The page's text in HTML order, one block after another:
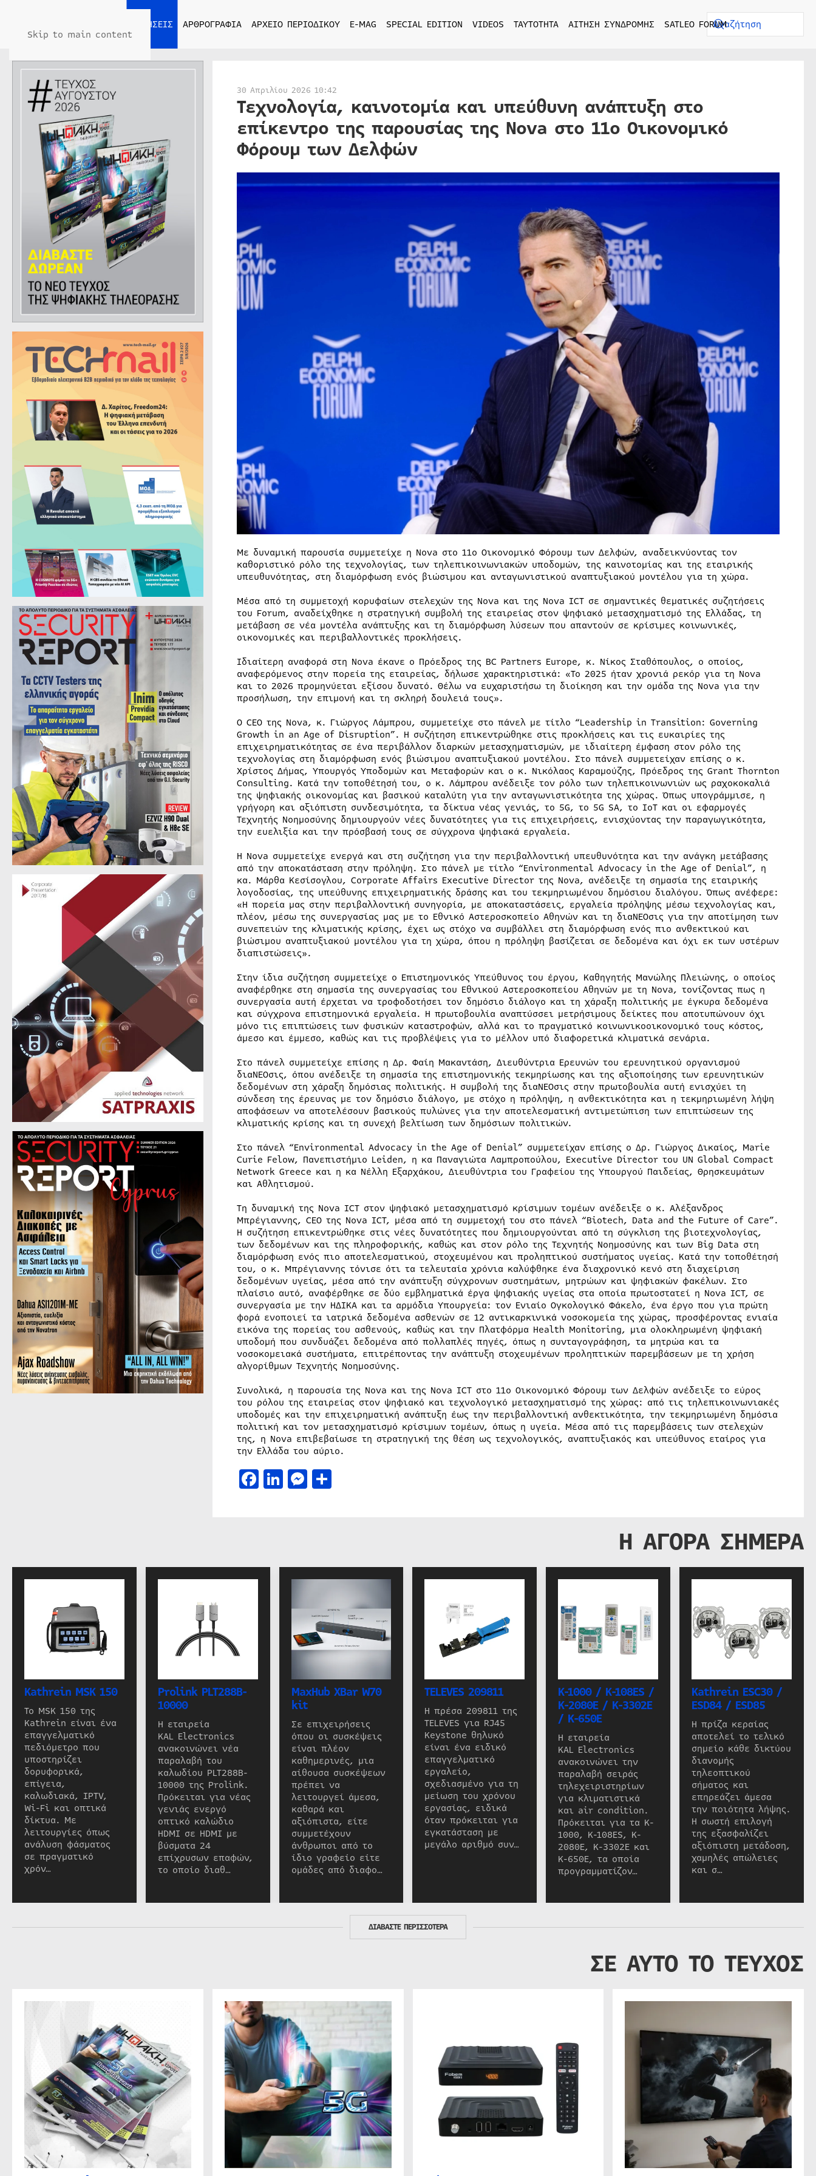
Skip to main content
ΕΙΔΗΣΕΙΣ ΑΡΘΡΟΓΡΑΦΙΑ ΑΡΧΕΙΟ ΠΕΡΙΟΔΙΚΟΥ E-MAG SPECIAL EDITION VIDEOS ΤΑΥΤΟΤΗΤΑ ΑΙΤΗΣΗ ΣΥΝΔΡΟΜΗΣ SATLEO FORUM
30 Απριλίου 2026 10:42
Τεχνολογία, καινοτομία και υπεύθυνη ανάπτυξη στο
επίκεντρο της παρουσίας της Nova στο 11ο Οικονομικό
Φόρουμ των Δελφών
Με δυναμική παρουσία συμμετείχε η Nova στο 11ο Οικονομικό Φόρουμ των Δελφών, αναδεικνύοντας τον
καθοριστικό ρόλο της τεχνολογίας, των τηλεπικοινωνιακών υποδομών, της καινοτομίας και της εταιρικής
υπευθυνότητας, στη διαμόρφωση ενός βιώσιμου και ανταγωνιστικού αναπτυξιακού μοντέλου για τη χώρα.
Μέσα από τη συμμετοχή κορυφαίων στελεχών της Nova και της Nova ICT σε σημαντικές θεματικές συζητήσεις
του Forum, αναδείχθηκε η στρατηγική συμβολή της εταιρείας στον ψηφιακό μετασχηματισμό της Ελλάδας, τη
μετάβαση σε νέα μοντέλα ανάπτυξης και τη διαμόρφωση λύσεων που απαντούν σε κρίσιμες κοινωνικές,
οικονομικές και περιβαλλοντικές προκλήσεις.
Ιδιαίτερη αναφορά στη Nova έκανε ο Πρόεδρος της BC Partners Europe, κ. Νίκος Σταθόπουλος, ο οποίος,
αναφερόμενος στην πορεία της εταιρείας, δήλωσε χαρακτηριστικά: «Το 2025 ήταν χρονιά ρεκόρ για τη Nova
και το 2026 προμηνύεται εξίσου δυνατό. Θέλω να ευχαριστήσω τη διοίκηση και την ομάδα της Nova για την
προσήλωση, την επιμονή και τη σκληρή δουλειά τους».
Ο CEO της Nova, κ. Γιώργος Λάμπρου, συμμετείχε στο πάνελ με τίτλο “Leadership in Transition: Governing
Growth in an Age of Disruption”. Η συζήτηση επικεντρώθηκε στις προκλήσεις και τις ευκαιρίες της
επιχειρηματικότητας σε ένα περιβάλλον διαρκών μετασχηματισμών, με ιδιαίτερη έμφαση στον ρόλο της
τεχνολογίας στη διαμόρφωση ενός βιώσιμου αναπτυξιακού μοντέλου. Στο πάνελ συμμετείχαν επίσης ο κ.
Χρίστος Δήμας, Υπουργός Υποδομών και Μεταφορών και ο κ. Νικόλαος Καραμούζης, Πρόεδρος της Grant Thornton
Consulting. Κατά την τοποθέτησή του, ο κ. Λάμπρου ανέδειξε τον ρόλο των τηλεπικοινωνιών ως ραχοκοκαλιά
της ψηφιακής οικονομίας και βασικού καταλύτη για την ανταγωνιστικότητα της χώρας. Όπως υπογράμμισε, η
γρήγορη και αξιόπιστη συνδεσιμότητα, τα δίκτυα νέας γενιάς, το 5G, το 5G SA, το IoT και οι εφαρμογές
Τεχνητής Νοημοσύνης δημιουργούν νέες δυνατότητες για τις επιχειρήσεις, ενισχύοντας την παραγωγικότητα,
την ευελιξία και την πρόσβασή τους σε σύγχρονα ψηφιακά εργαλεία.
Η Nova συμμετείχε ενεργά και στη συζήτηση για την περιβαλλοντική υπευθυνότητα και την ανάγκη μετάβασης
από την αποκατάσταση στην πρόληψη. Στο πάνελ με τίτλο “Environmental Advocacy in the Age of Denial”, η
κα. Μάρθα Κεσίσογλου, Corporate Affairs Executive Director της Nova, ανέδειξε τη σημασία της εταιρικής
λογοδοσίας, της υπεύθυνης επιχειρηματικής δράσης και του τεκμηριωμένου δημόσιου διαλόγου. Όπως ανέφερε:
«Η πορεία μας στην περιβαλλοντική συνηγορία, με αποκαταστάσεις, εργαλεία πρόληψης μέσω τεχνολογίας και,
πλέον, μέσω της συνεργασίας μας με το Εθνικό Αστεροσκοπείο Αθηνών και τη διαΝΕΟσις για την αποτίμηση των
συνεπειών της κλιματικής κρίσης, έχει ως στόχο να συμβάλλει στη διαμόρφωση ενός πιο ανθεκτικού και
βιώσιμου αναπτυξιακού μοντέλου για τη χώρα, όπου η πρόληψη βασίζεται σε δεδομένα και όχι εκ των υστέρων
διαπιστώσεις».
Στην ίδια συζήτηση συμμετείχε ο Επιστημονικός Υπεύθυνος του έργου, Καθηγητής Μανώλης Πλειώνης, ο οποίος
αναφέρθηκε στη σημασία της συνεργασίας του Εθνικού Αστεροσκοπείου Αθηνών με τη Nova, τονίζοντας πως η
συνεργασία αυτή έρχεται να τροφοδοτήσει τον δημόσιο διάλογο και τη χάραξη πολιτικής με έγκυρα δεδομένα
και σύγχρονα επιστημονικά εργαλεία. Η πρωτοβουλία αναπτύσσει μετρήσιμους δείκτες που αποτυπώνουν όχι
μόνο τις επιπτώσεις των φυσικών καταστροφών, αλλά και το πραγματικό κοινωνικοοικονομικό τους κόστος,
άμεσο και έμμεσο, καθώς και τις προβλέψεις για το μέλλον υπό διαφορετικά κλιματικά σενάρια.
Στο πάνελ συμμετείχε επίσης η Δρ. Φαίη Μακαντάση, Διευθύντρια Ερευνών του ερευνητικού οργανισμού
διαΝΕΟσις, όπου ανέδειξε τη σημασία της επιστημονικής τεκμηρίωσης και της αξιοποίησης των ερευνητικών
δεδομένων στη χάραξη δημόσιας πολιτικής. Η συμβολή της διαΝΕΟσις στην πρωτοβουλία αυτή ενισχύει τη
σύνδεση της έρευνας με τον δημόσιο διάλογο, με στόχο η πρόληψη, η ανθεκτικότητα και η τεκμηριωμένη λήψη
αποφάσεων να αποτελέσουν βασικούς πυλώνες για την αποτελεσματική αντιμετώπιση των επιπτώσεων της
κλιματικής κρίσης και τη συνεχή βελτίωση των δημόσιων πολιτικών.
Στο πάνελ “Environmental Advocacy in the Age of Denial” συμμετείχαν επίσης ο Δρ. Γιώργος Δικαίος, Marie
Curie Felow, Πανεπιστήμιο Leiden, η κα Παναγιώτα Λαμπροπούλου, Executive Director του UN Global Compact
Network Greece και η κα Νέλλη Εξαρχάκου, Διευθύντρια του Γραφείου της Υπουργού Παιδείας, Θρησκευμάτων
και Αθλητισμού.
Τη δυναμική της Nova ICT στον ψηφιακό μετασχηματισμό κρίσιμων τομέων ανέδειξε ο κ. Αλέξανδρος
Μπρέγιαννης, CEO της Nova ICT, μέσα από τη συμμετοχή του στο πάνελ “Biotech, Data and the Future of Care”.
Η συζήτηση επικεντρώθηκε στις νέες δυνατότητες που δημιουργούνται από τη σύγκλιση της βιοτεχνολογίας,
των δεδομένων και της πληροφορικής, καθώς και στον ρόλο της Τεχνητής Νοημοσύνης και των Big Data στη
διαμόρφωση ενός πιο αποτελεσματικού, στοχευμένου και προληπτικού συστήματος υγείας. Κατά την τοποθέτησή
του, ο κ. Μπρέγιαννης τόνισε ότι τα τελευταία χρόνια καλύφθηκε ένα διαχρονικό κενό στη διαχείριση
δεδομένων υγείας, μέσα από την ανάπτυξη σύγχρονων συστημάτων, μητρώων και ψηφιακών φακέλων. Στο
πλαίσιο αυτό, αναφέρθηκε σε δύο εμβληματικά έργα ψηφιακής υγείας στα οποία πρωτοστατεί η Nova ICT, σε
συνεργασία με την ΗΔΙΚΑ και τα αρμόδια Υπουργεία: τον Ενιαίο Ογκολογικό Φάκελο, ένα έργο που για πρώτη
φορά ενοποιεί τα ιατρικά δεδομένα ασθενών σε 12 αντικαρκινικά νοσοκομεία της χώρας, προσφέροντας ενιαία
εικόνα της πορείας του ασθενούς, καθώς και την Πλατφόρμα Health Monitoring, μια ολοκληρωμένη ψηφιακή
υποδομή που συνδυάζει δεδομένα από πολλαπλές πηγές, όπως η συνταγογράφηση, τα μητρώα και τα
νοσοκομειακά συστήματα, επιτρέποντας την ανάπτυξη στοχευμένων προληπτικών παρεμβάσεων με τη χρήση
αλγορίθμων Τεχνητής Νοημοσύνης.
Συνολικά, η παρουσία της Nova και της Nova ICT στο 11ο Οικονομικό Φόρουμ των Δελφών ανέδειξε το εύρος
του ρόλου της εταιρείας στον ψηφιακό και τεχνολογικό μετασχηματισμό της χώρας: από τις τηλεπικοινωνιακές
υποδομές και την επιχειρηματική ανάπτυξη έως την περιβαλλοντική ανθεκτικότητα, την τεκμηριωμένη δημόσια
πολιτική και τον μετασχηματισμό κρίσιμων τομέων, όπως η υγεία. Μέσα από τις παρεμβάσεις των στελεχών
της, η Nova επιβεβαίωσε τη στρατηγική της θέση ως τεχνολογικός, αναπτυξιακός και υπεύθυνος εταίρος για
την Ελλάδα του αύριο.
Facebook
LinkedIn
Messenger
Μοιραστείτε
Η ΑΓΟΡΑ ΣΗΜΕΡΑ
Kathrein MSK 150
Το MSK 150 της
Kathrein είναι ένα
επαγγελματικό
πεδιόμετρο που
υποστηρίζει
δορυφορικά,
επίγεια,
καλωδιακά, IPTV,
Wi-Fi και οπτικά
δίκτυα. Με
λειτουργίες όπως
ανάλυση φάσματος
σε πραγματικό
χρόν…
Prolink PLT288B-
10000
Η εταιρεία
KAL Electronics
ανακοινώνει νέα
παραλαβή του
καλωδίου PLT288B-
10000 της Prolink.
Πρόκειται για νέας
γενιάς ενεργό
οπτικό καλώδιο
HDMI σε HDMI με
βύσματα 24
επίχρυσων επαφών,
το οποίο διαθ…
MaxHub XBar W70
kit
Σε επιχειρήσεις
όπου οι συσκέψεις
είναι πλέον
καθημερινές, μια
αίθουσα συσκέψεων
πρέπει να
λειτουργεί άμεσα,
καθαρά και
αξιόπιστα, είτε
συμμετέχουν
άνθρωποι από το
ίδιο γραφείο είτε
ομάδες από διαφο…
TELEVES 209811
Η πρέσα 209811 της
TELEVES για RJ45
Keystone θηλυκό
είναι ένα ειδικό
επαγγελματικό
εργαλείο,
σχεδιασμένο για τη
μείωση του χρόνου
εργασίας, ειδικά
όταν πρόκειται για
εγκατάσταση με
μεγάλο αριθμό συν…
K-1000 / K-108ES /
K-2080E / K-3302E
/ K-650E
Η εταιρεία
KAL Electronics
ανακοινώνει την
παραλαβή σειράς
τηλεχειριστηρίων
για κλιματιστικά
και air condition.
Πρόκειται για τα K-
1000, K-108ES, K-
2080E, K-3302E και
K-650E, τα οποία
προγραμματίζον…
Kathrein ESC30 /
ESD84 / ESD85
Η πρίζα κεραίας
αποτελεί το τελικό
σημείο κάθε δικτύου
διανομής
τηλεοπτικού
σήματος και
επηρεάζει άμεσα
την ποιότητα λήψης.
Η σωστή επιλογή
της εξασφαλίζει
αξιόπιστη μετάδοση,
χαμηλές απώλειες
και σ…
ΔΙΑΒΑΣΤΕ ΠΕΡΙΣΣΟΤΕΡΑ
ΣΕ ΑΥΤΟ ΤΟ ΤΕΥΧΟΣ